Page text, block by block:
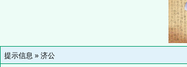
提示信息 » 济公